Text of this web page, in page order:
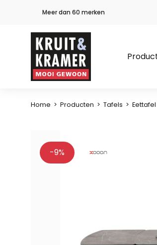
Meer dan 60 merken
Home > Producten > Tafels > Eettafel
-9%